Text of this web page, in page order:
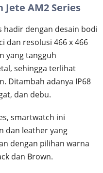
AM2 Series
hadir dengan desain bodi
dan resolusi 466 x 466
yang tangguh
sehingga terlihat
Ditambah adanya IP68
dan debu.
smartwatch ini
dan leather yang
dengan pilihan warna
dan Brown.